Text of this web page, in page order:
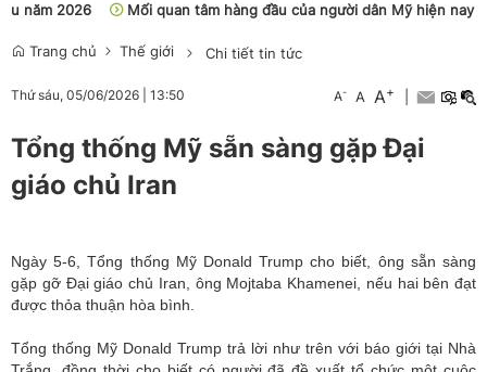
2026
Mối quan tâm hàng đầu của người dân Mỹ hiện nay
Trang chủ Thế giới Chi tiết tin tức
Thứ sáu, 05/06/2026 13:50 A- A A+
Tổng thống Mỹ sẵn sàng gặp Đại
giáo chủ Iran
Ngày 5-6, Tổng thống Mỹ Donald Trump cho biết, ông sẵn sàng
gặp gỡ Đại giáo chủ Iran, ông Mojtaba Khamenei, nếu hai bên đạt
được thỏa thuận hòa bình.
Tổng thống Mỹ Donald Trump trả lời như trên với báo giới tại Nhà